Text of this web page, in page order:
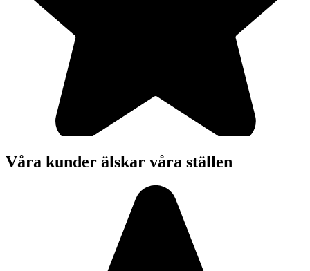
Våra kunder älskar våra ställen